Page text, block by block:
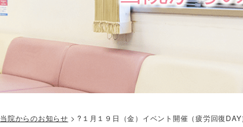
当院からのお知らせ > ?１月１９日（金）イベント開催（疲労回復DAY